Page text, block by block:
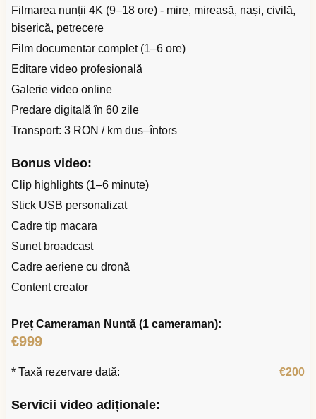
Filmarea nunții 4K (9–18 ore) - mire, mireasă, nași, civilă,
biserică, petrecere
Film documentar complet (1–6 ore)
Editare video profesională
Galerie video online
Predare digitală în 60 zile
Transport: 3 RON / km dus–întors
Bonus video:
Clip highlights (1–6 minute)
Stick USB personalizat
Cadre tip macara
Sunet broadcast
Cadre aeriene cu dronă
Content creator
Preț Cameraman Nuntă (1 cameraman):
€999
* Taxă rezervare dată: €200
Servicii video adiționale: